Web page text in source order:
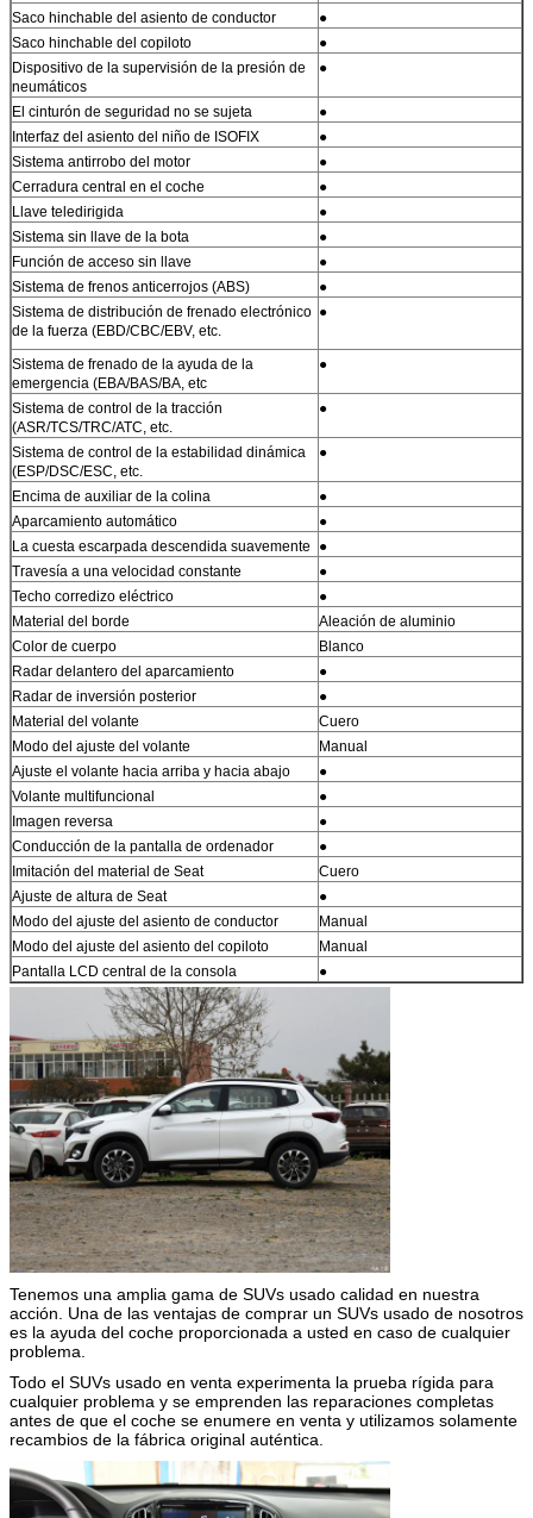
Saco hinchable del asiento de conductor
●
Saco hinchable del copiloto
●
Dispositivo de la supervisión de la presión de
neumáticos
●
El cinturón de seguridad no se sujeta
●
Interfaz del asiento del niño de ISOFIX
●
Sistema antirrobo del motor
●
Cerradura central en el coche
●
Llave teledirigida
●
Sistema sin llave de la bota
●
Función de acceso sin llave
●
Sistema de frenos anticerrojos (ABS)
●
Sistema de distribución de frenado electrónico
de la fuerza (EBD/CBC/EBV, etc.
●
Sistema de frenado de la ayuda de la
emergencia (EBA/BAS/BA, etc
●
Sistema de control de la tracción
(ASR/TCS/TRC/ATC, etc.
●
Sistema de control de la estabilidad dinámica
(ESP/DSC/ESC, etc.
●
Encima de auxiliar de la colina
●
Aparcamiento automático
●
La cuesta escarpada descendida suavemente
●
Travesía a una velocidad constante
●
Techo corredizo eléctrico
●
Material del borde
Aleación de aluminio
Color de cuerpo
Blanco
Radar delantero del aparcamiento
●
Radar de inversión posterior
●
Material del volante
Cuero
Modo del ajuste del volante
Manual
Ajuste el volante hacia arriba y hacia abajo
●
Volante multifuncional
●
Imagen reversa
●
Conducción de la pantalla de ordenador
●
Imitación del material de Seat
Cuero
Ajuste de altura de Seat
●
Modo del ajuste del asiento de conductor
Manual
Modo del ajuste del asiento del copiloto
Manual
Pantalla LCD central de la consola
●
Bluetooth/sistema de teléfono del coche
Interfaz audio externo de la fuente
Número de altavoces
Ventana eléctrica
función del Anti-clip de la ventana eléctrica
●
Vidrio ultravioleta/a prueba de calor
●
Ajuste eléctrico del espejo retrovisor externo
●
Calefacción eléctrica para el espejo retrovisor
externo
●
Función antideslumbrante del espejo retrovisor
interno
Manual
Espejo del maquillaje de la visera
●
Limpiador posterior
●
Vidrio de pedernal
●
Modelo
2018
Tenemos una amplia gama de SUVs usado calidad en nuestra
acción. Una de las ventajas de comprar un SUVs usado de nosotros
es la ayuda del coche proporcionada a usted en caso de cualquier
problema.
Todo el SUVs usado en venta experimenta la prueba rígida para
cualquier problema y se emprenden las reparaciones completas
antes de que el coche se enumere en venta y utilizamos solamente
recambios de la fábrica original auténtica.